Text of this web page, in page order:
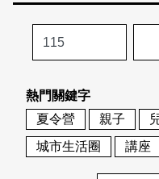
歷史專題
活動列表
地圖搜尋
關於我們
關於我們
刊物索取地點
會員基本資料
刊登活動
網站導覽
日本語
熱門關鍵字
夏令營
親子
城市生活圈
講座